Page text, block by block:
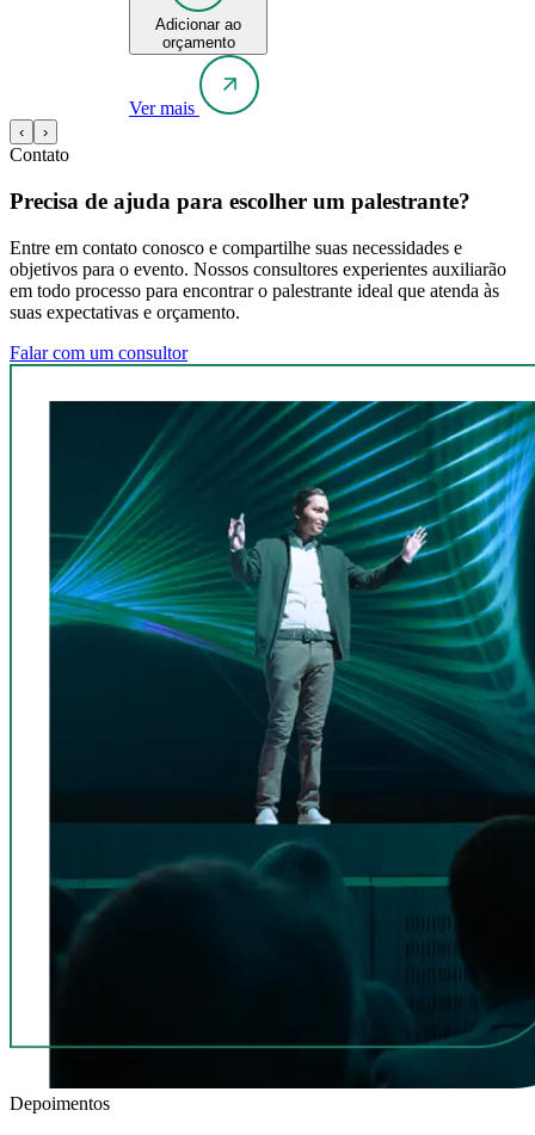
Adicionar ao
orçamento
Ver mais
‹ ›
Contato
Precisa de ajuda para escolher um palestrante?
Entre em contato conosco e compartilhe suas necessidades e
objetivos para o evento. Nossos consultores experientes auxiliarão
em todo processo para encontrar o palestrante ideal que atenda às
suas expectativas e orçamento.
Falar com um consultor
Depoimentos